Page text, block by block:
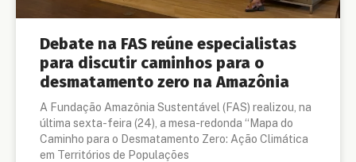
Debate na FAS reúne especialistas
para discutir caminhos para o
desmatamento zero na Amazônia
A Fundação Amazônia Sustentável (FAS) realizou, na
última sexta-feira (24), a mesa-redonda “Mapa do
Caminho para o Desmatamento Zero: Ação Climática
em Territórios de Populações